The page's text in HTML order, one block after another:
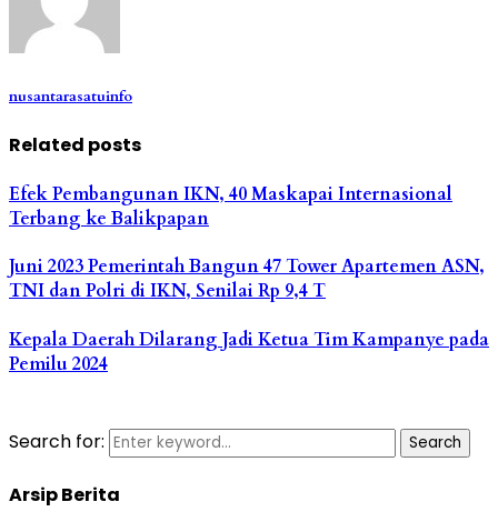
nusantarasatuinfo
Related posts
Efek Pembangunan IKN, 40 Maskapai Internasional
Terbang ke Balikpapan
Juni 2023 Pemerintah Bangun 47 Tower Apartemen ASN,
TNI dan Polri di IKN, Senilai Rp 9,4 T
Kepala Daerah Dilarang Jadi Ketua Tim Kampanye pada
Pemilu 2024
Search for: Search
Arsip Berita